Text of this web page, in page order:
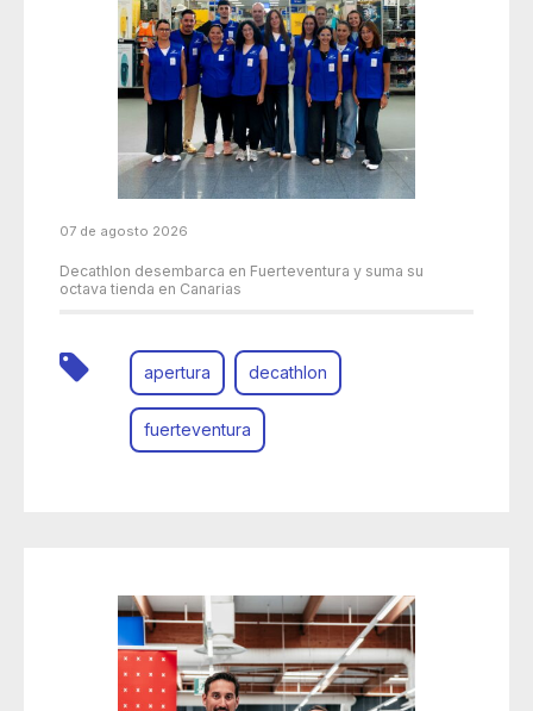
07 de agosto 2026
Decathlon desembarca en Fuerteventura y suma su
octava tienda en Canarias
apertura decathlon
fuerteventura